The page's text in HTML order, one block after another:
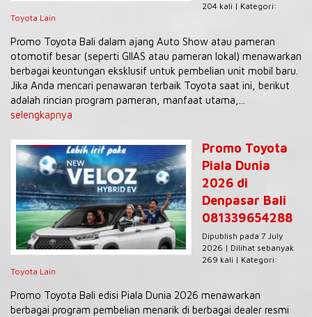
204 kali | Kategori:
Toyota Lain
Promo Toyota Bali dalam ajang Auto Show atau pameran
otomotif besar (seperti GIIAS atau pameran lokal) menawarkan
berbagai keuntungan eksklusif untuk pembelian unit mobil baru.
Jika Anda mencari penawaran terbaik Toyota saat ini, berikut
adalah rincian program pameran, manfaat utama,...
selengkapnya
Promo Toyota
Piala Dunia
2026 di
Denpasar Bali
081339654288
Dipublish pada 7 July
2026 | Dilihat sebanyak
269 kali | Kategori:
Toyota Lain
Promo Toyota Bali edisi Piala Dunia 2026 menawarkan
berbagai program pembelian menarik di berbagai dealer resmi